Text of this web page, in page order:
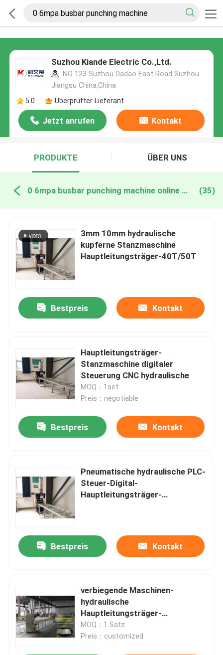
Suzhou Kiande Electric Co.,Ltd.
NO 123 Suzhou Dadao East Road Suzhou
Jiangsu China,China
5.0
Überprüfter Lieferant
Jetzt anrufen Kontakt
PRODUKTE ÜBER UNS
0 6mpa busbar punching machine online manufacture (35)
3mm 10mm hydraulische
kupferne Stanzmaschine
Hauptleitungsträger-40T/50T
Bestpreis Kontakt
Hauptleitungsträger-
Stanzmaschine digitaler
Steuerung CNC hydraulische
MOQ：1set
Preis：negotiable
Bestpreis Kontakt
Pneumatische hydraulische PLC-
Steuer-Digital-
Hauptleitungsträger-
Bestpreis Kontakt
verbiegende Maschinen-
hydraulische
Hauptleitungsträger-
Stanzmaschine des
Hauptleitungsträger-40T
MOQ：1 Satz
Preis：customized